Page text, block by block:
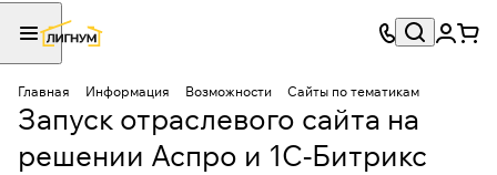
Главная Информация Возможности Сайты по тематикам
Запуск отраслевого сайта на
решении Аспро и 1С-Битрикс